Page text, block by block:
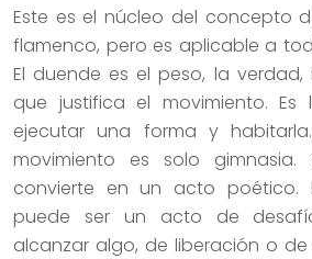
Este es el núcleo del concepto
flamenco, pero es aplicable a
El duende es el peso, la
que justifica el movimiento. Es
ejecutar una forma y
movimiento es solo gimnasia.
convierte en un acto poético.
puede ser un acto de
alcanzar algo, de liberación o de